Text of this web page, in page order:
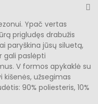
Ypač vertas
prigludęs drabužis
paryškina jūsų siluetą,
gali paslėpti
V formos apykaklė su
kišenės, užsegimas
90% poliesteris, 10%